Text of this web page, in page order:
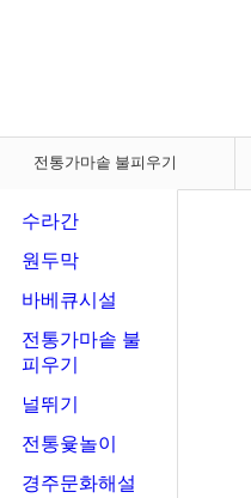
전통가마솥 불피우기
수라간
원두막
바베큐시설
전통가마솥 불
피우기
널뛰기
전통윷놀이
경주문화해설